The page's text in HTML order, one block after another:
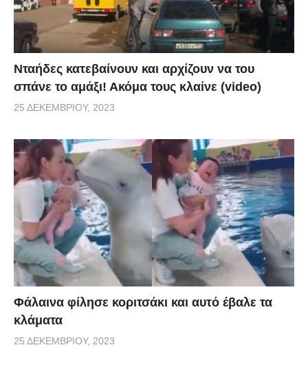
Νταήδες κατεβαίνουν και αρχίζουν να του
σπάνε το αμάξι! Ακόμα τους κλαίνε (video)
25 ΔΕΚΕΜΒΡΊΟΥ, 2023
Φάλαινα φίλησε κοριτσάκι και αυτό έβαλε τα
κλάματα
25 ΔΕΚΕΜΒΡΊΟΥ, 2023